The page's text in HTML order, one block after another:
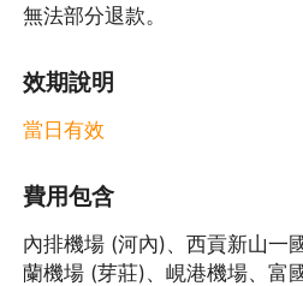
無法部分退款。
效期說明
當日有效
費用包含
內排機場 (河內)、西貢新山一
蘭機場 (芽莊)、峴港機場、富